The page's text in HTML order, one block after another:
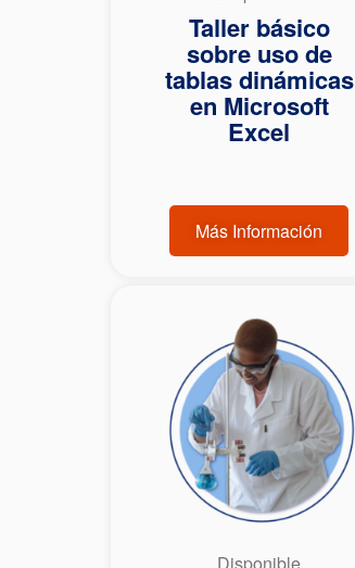
Taller básico
sobre uso de
tablas dinámicas
en Microsoft
Excel
Más Información
Disponible